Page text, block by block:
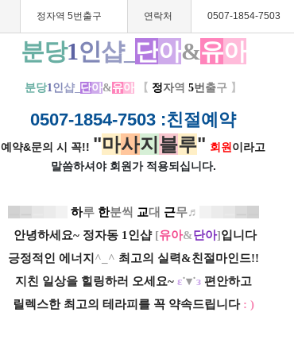
정자역 5번출구 연락처 0507-1854-7503
분당1인샵_ 단아&유아
분당1인샵_ 단아&유아 【 정자역 5번출구 】
0507-1854-7503 :친절예약
예약&문의 시 꼭!! "마사지 블루" 회원 이라고
말씀하셔야 회원가 적용되십니다.
하루 한분씩 교대 근무♬
안녕하세요~ 정자동 1인샵 [유아&단아]입니다
긍정적인 에너지 ^_^ 최고의 실력&친절마인드!!
지친 일상을 힐링하러 오세요~ ε˙▾˙з 편안하고
릴렉스한 최고의 테라피를 꼭 약속드립니다: )